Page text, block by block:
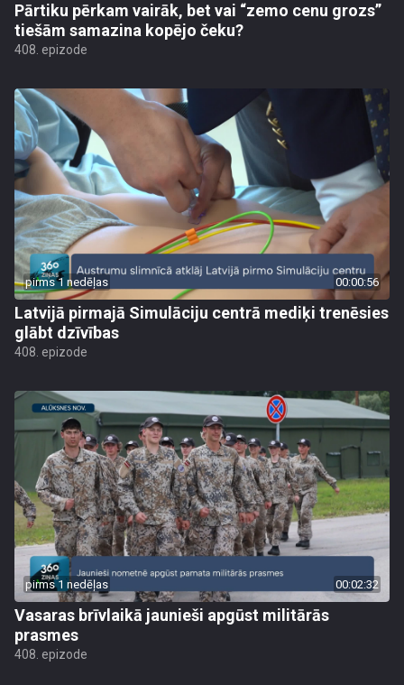
Pārtiku pērkam vairāk, bet vai “zemo cenu grozs”
tiešām samazina kopējo čeku?
408. epizode
pirms 1 nedēļas 00:00:56
Latvijā pirmajā Simulāciju centrā mediķi trenēsies
glābt dzīvības
408. epizode
pirms 1 nedēļas 00:02:32
Vasaras brīvlaikā jaunieši apgūst militārās
prasmes
408. epizode